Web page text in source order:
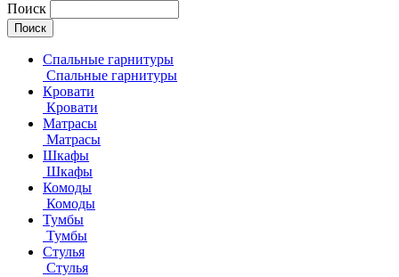
Поиск
Спальные гарнитуры
Спальные гарнитуры
Кровати
Кровати
Матрасы
Матрасы
Шкафы
Шкафы
Комоды
Комоды
Тумбы
Тумбы
Стулья
Стулья